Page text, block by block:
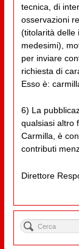
tecnica, di
osservazioni
(titolarità delle
medesimi),
per inviare
richiesta di
Esso è:
6) La
qualsiasi altro
Carmilla, è
contributi
Direttore